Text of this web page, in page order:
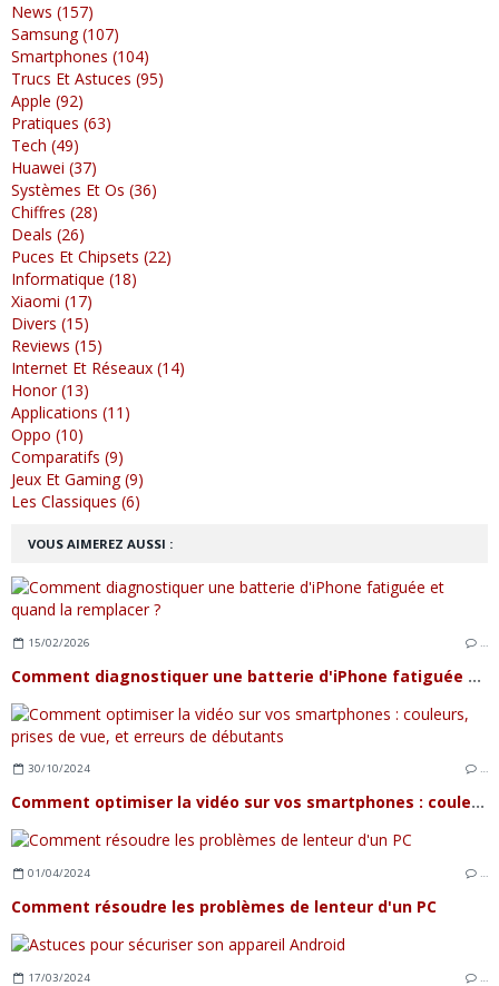
VOUS AIMEREZ AUSSI :
15/02/2026 …
Comment diagnostiquer une batterie d'iPhone fatiguée et quand la remplacer ?
30/10/2024 …
Comment optimiser la vidéo sur vos smartphones : couleurs, prises de vue, et erreurs de débutants
01/04/2024 …
Comment résoudre les problèmes de lenteur d'un PC
17/03/2024 …
News (157)
Samsung (107)
Smartphones (104)
Trucs Et Astuces (95)
Apple (92)
Pratiques (63)
Tech (49)
Huawei (37)
Systèmes Et Os (36)
Chiffres (28)
Deals (26)
Puces Et Chipsets (22)
Informatique (18)
Xiaomi (17)
Divers (15)
Reviews (15)
Internet Et Réseaux (14)
Honor (13)
Applications (11)
Oppo (10)
Comparatifs (9)
Jeux Et Gaming (9)
Les Classiques (6)